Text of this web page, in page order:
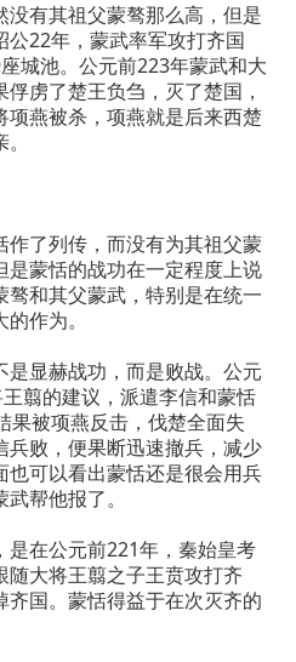
有其祖父蒙骜那么高，但是
22年，蒙武率军攻打齐国
城池。公元前223年蒙武和大
虏了楚王负刍，灭了楚国，
燕被杀，项燕就是后来西楚
了列传，而没有为其祖父蒙
蒙恬的战功在一定程度上说
和其父蒙武，特别是在统一
作为。
显赫战功，而是败战。公元
翦的建议，派遣李信和蒙恬
果被项燕反击，伐楚全面失
兵败，便果断迅速撤兵，减少
也可以看出蒙恬还是很会用兵
帮他报了。
在公元前221年，秦始皇考
大将王翦之子王贲攻打齐
国。蒙恬得益于在次灭齐的